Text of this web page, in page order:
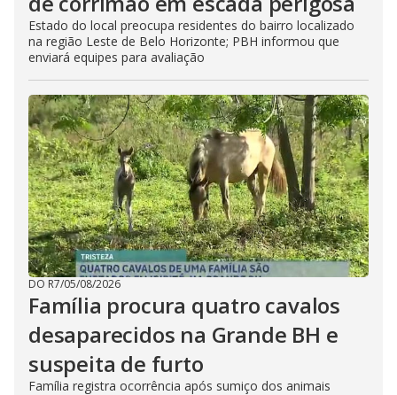
Estado do local preocupa residentes do bairro localizado
na região Leste de Belo Horizonte; PBH informou que
enviará equipes para avaliação
DO R7/05/08/2026
Família procura quatro cavalos
desaparecidos na Grande BH e
suspeita de furto
Família registra ocorrência após sumiço dos animais